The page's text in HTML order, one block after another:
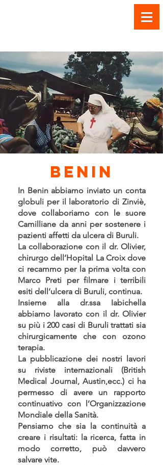
Benin
In Benin abbiamo inviato un conta
globuli per il laboratorio di Zinviè,
dove collaboriamo con le suore
Camilliane da anni per sostenere i
pazienti affetti da ulcera di Buruli.
La collaborazione con il dr. Olivier,
chirurgo dell’Hopital La Croix dove
ci recammo per la prima volta con
Marco Preti per filmare i terribili
esiti dell’ulcera di Buruli, continua.
Insieme alla dr.ssa Iabichella
abbiamo lavorato con il dr. Olivier
su più i 200 casi di Buruli trattati sia
chirurgicamente che con ozono
terapia.
La pubblicazione dei nostri lavori
su riviste internazionali (British
Medical Journal, Austin,ecc.) ci ha
permesso di avere un rapporto
continuativo con l’Organizzazione
Mondiale della Sanità.
Pensiamo che sia la continuità a
creare i risultati: la ricerca, fatta in
modo corretto, può davvero
salvare vite.